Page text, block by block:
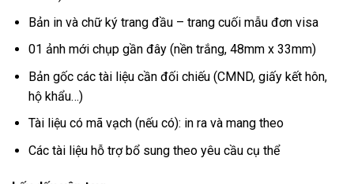
Bản in và chữ ký trang đầu – trang cuối mẫu đơn visa
01 ảnh mới chụp gần đây (nền trắng, 48mm x 33mm)
Bản gốc các tài liệu cần đối chiếu (CMND, giấy kết hôn,
hộ khẩu…)
Tài liệu có mã vạch (nếu có): in ra và mang theo
Các tài liệu hỗ trợ bổ sung theo yêu cầu cụ thể